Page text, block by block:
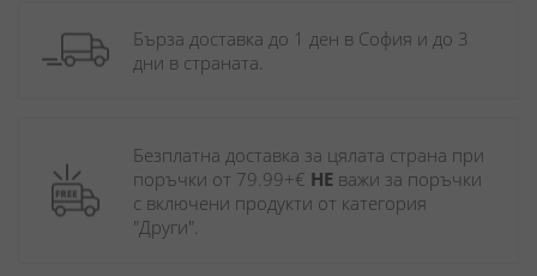
Бърза доставка до 1 ден в София и до 3
дни в страната.
Безплатна доставка за цялата страна при
поръчки от 79.99+€ НЕ важи за поръчки
с включени продукти от категория
"Други".